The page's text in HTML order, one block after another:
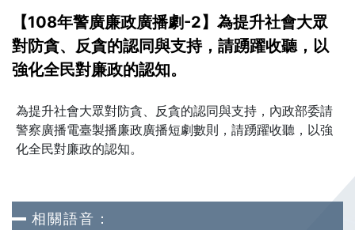
【108年警廣廉政廣播劇-2】為提升社會大眾
對防貪、反貪的認同與支持，請踴躍收聽，以
強化全民對廉政的認知。
為提升社會大眾對防貪、反貪的認同與支持，內政部委請
警察廣播電臺製播廉政廣播短劇數則，請踴躍收聽，以強
化全民對廉政的認知。
相關語音：